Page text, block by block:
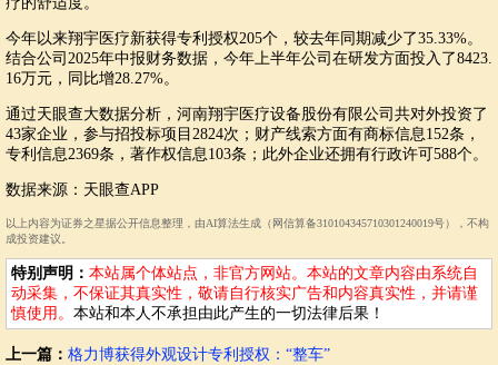
今年以来翔宇医疗新获得专利授权205个，较去年同期减少了35.33%。
结合公司2025年中报财务数据，今年上半年公司在研发方面投入了8423.
16万元，同比增28.27%。
通过天眼查大数据分析，河南翔宇医疗设备股份有限公司共对外投资了
43家企业，参与招投标项目2824次；财产线索方面有商标信息152条，
专利信息2369条，著作权信息103条；此外企业还拥有行政许可588个。
数据来源：天眼查APP
以上内容为证券之星据公开信息整理，由AI算法生成（网信算备310104345710301240019号），不构
成投资建议。
特别声明： 本站属个体站点，非官方网站。本站的文章内容由系统自
动采集，不保证其真实性，敬请自行核实广告和内容真实性，并请谨
慎使用。 本站和本人不承担由此产生的一切法律后果！
上一篇： 格力博获得外观设计专利授权：“整车”